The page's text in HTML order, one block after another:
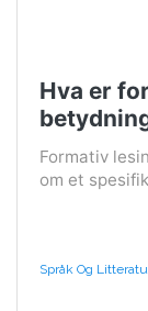
Hva er
Formativ
om et
Språk Og